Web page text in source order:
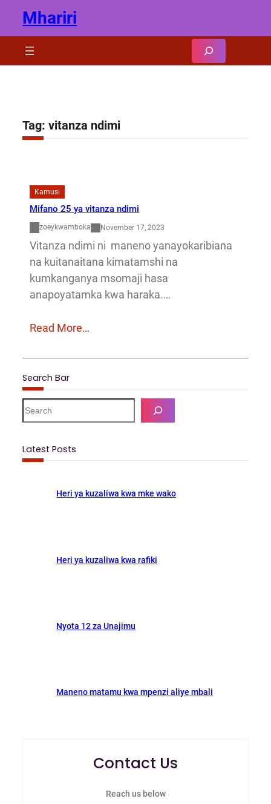
content
Mhariri
Tag:vitanza ndimi
Kamusi
Mifano 25 ya vitanza ndimi
zoeykwamboka November 17, 2023
Vitanza ndimi ni maneno yanayokaribiana
na kuitanaitana kimatamshi na
kumkanganya msomaji hasa
anapoyatamka kwa haraka.…
Read More…
Search Bar
e
c
Latest Posts
Heri ya kuzaliwa kwa mke wako
Heri ya kuzaliwa kwa rafiki
Nyota 12 za Unajimu
Maneno matamu kwa mpenzi aliye mbali
Contact Us
Reach us below